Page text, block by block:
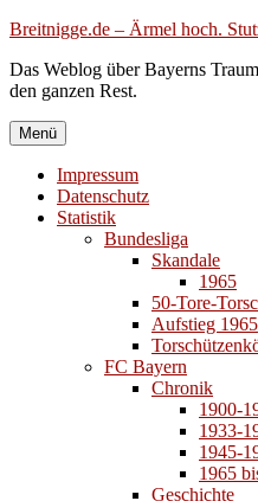
Zum
springen
Breitnigge.de – Ärmel hoch.
Das Weblog über Bayerns
den ganzen Rest.
Menü
Impressum
Datenschutz
Statistik
Bundesliga
Skandale
1965
50-Tore-
Aufstieg 1965
FC Bayern
Chronik
1900-
1933-
1945-
1965
Geschichte